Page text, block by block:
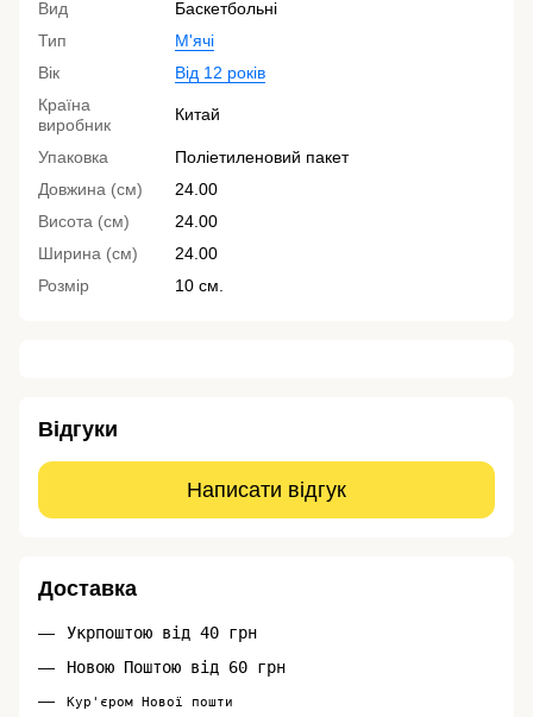
Вид
Баскетбольні
Тип
М'ячі
Вік
Від 12 років
Країна
виробник
Китай
Упаковка
Поліетиленовий пакет
Довжина (см)
24.00
Висота (см)
24.00
Ширина (см)
24.00
Розмір
10 см.
Відгуки
Написати відгук
Доставка
Укрпоштою від 40 грн
Новою Поштою від 60 грн
Кур'єром Нової пошти